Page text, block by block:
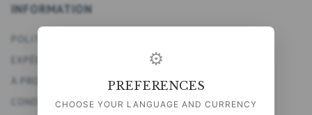
INFORMATION
POLITIQUE DE CONFIDENTIALITÉ
EXPÉDITION ET RETOURS
À PROPOS DE NOUS
CONDITIONS GÉNÉRALES DE VENTE
⚙
PREFERENCES
CHOOSE YOUR LANGUAGE AND CURRENCY